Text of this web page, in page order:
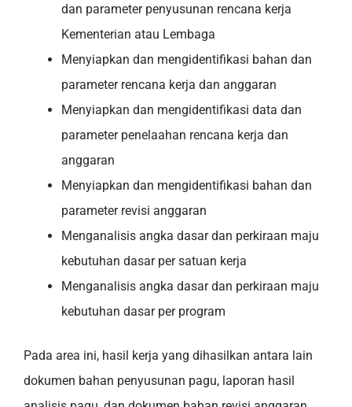
dan parameter penyusunan rencana kerja
Kementerian atau Lembaga
Menyiapkan dan mengidentifikasi bahan dan
parameter rencana kerja dan anggaran
Menyiapkan dan mengidentifikasi data dan
parameter penelaahan rencana kerja dan
anggaran
Menyiapkan dan mengidentifikasi bahan dan
parameter revisi anggaran
Menganalisis angka dasar dan perkiraan maju
kebutuhan dasar per satuan kerja
Menganalisis angka dasar dan perkiraan maju
kebutuhan dasar per program
Pada area ini, hasil kerja yang dihasilkan antara lain
dokumen bahan penyusunan pagu, laporan hasil